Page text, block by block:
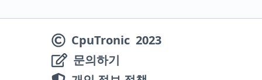
CpuTronic 2023
문의하기